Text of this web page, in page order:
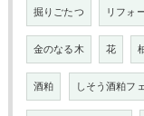
掘りごたつ リフォ
金のなる木 花
酒粕 しそう酒粕フ